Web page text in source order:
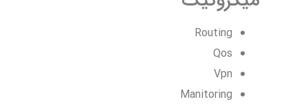
Routing
Qos
Vpn
Manitoring